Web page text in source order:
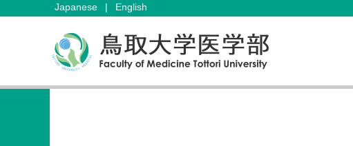
Japanese | English